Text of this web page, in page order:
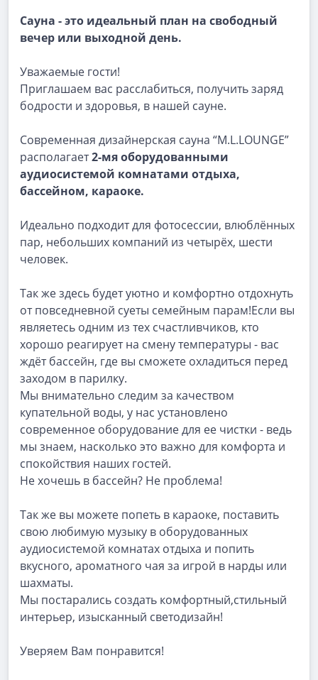
Сауна - это идеальный план на свободный
вечер или выходной день.
Уважаемые гости!
Приглашаем вас расслабиться, получить заряд
бодрости и здоровья, в нашей сауне.
Современная дизайнерская сауна “M.L.LOUNGE”
располагает2-мя оборудованными
аудиосистемой комнатами отдыха,
бассейном, караоке.
Идеально подходит для фотосессии, влюблённых
пар, небольших компаний из четырёх, шести
человек.
Так же здесь будет уютно и комфортно отдохнуть
от повседневной суеты семейным парам!Если вы
являетесь одним из тех счастливчиков, кто
хорошо реагирует на смену температуры - вас
ждёт бассейн, где вы сможете охладиться перед
заходом в парилку.
Мы внимательно следим за качеством
купательной воды, у нас установлено
современное оборудование для ее чистки - ведь
мы знаем, насколько это важно для комфорта и
спокойствия наших гостей.
Не хочешь в бассейн? Не проблема!
Так же вы можете попеть в караоке, поставить
свою любимую музыку в оборудованных
аудиосистемой комнатах отдыха и попить
вкусного, ароматного чая за игрой в нарды или
шахматы.
Мы постарались создать комфортный,стильный
интерьер, изысканный светодизайн!
Уверяем Вам понравится!